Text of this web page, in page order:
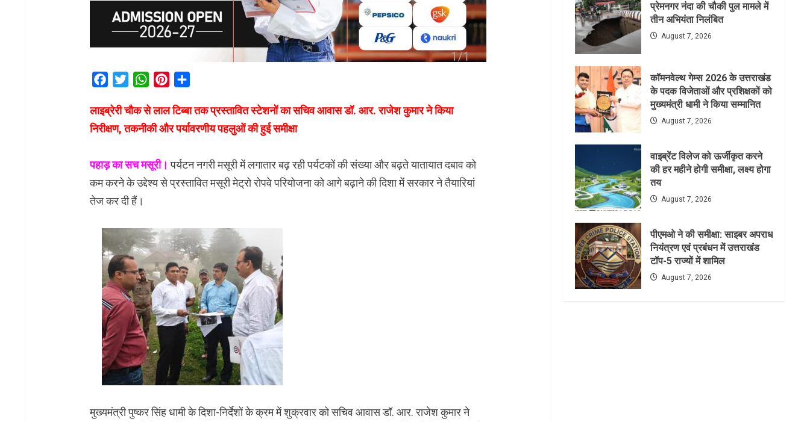
Facebook
TwitterWhatsAppPinterest
लाइब्रेरी चौक से लाल टिब्बा तक प्रस्तावित स्टेशनों का सचिव आवास डॉ. आर. राजेश कुमार ने किया
निरीक्षण, तकनीकी और पर्यावरणीय पहलुओं की हुई समीक्षा
पहाड़ का सच मसूरी। पर्यटन नगरी मसूरी में लगातार बढ़ रही पर्यटकों की संख्या और बढ़ते यातायात दबाव को
कम करने के उद्देश्य से प्रस्तावित मसूरी मेट्रो रोपवे परियोजना को आगे बढ़ाने की दिशा में सरकार ने तैयारियां
तेज कर दी हैं।
मुख्यमंत्री पुष्कर सिंह धामी के दिशा-निर्देशों के क्रम में शुक्रवार को सचिव आवास डॉ. आर. राजेश कुमार ने
प्रेमनगर नंदा की चौकी पुल मामले में
तीन अभियंता निलंबित
August 7, 2026
कॉमनवेल्थ गेम्स 2026 के उत्तराखंड
के पदक विजेताओं और प्रशिक्षकों को
मुख्यमंत्री धामी ने किया सम्मानित
August 7, 2026
वाइब्रेंट विलेज को ऊर्जीकृत करने
की हर महीने होगी समीक्षा, लक्ष्य होगा
तय
August 7, 2026
पीएमओ ने की समीक्षा: साइबर अपराध
नियंत्रण एवं प्रबंधन में उत्तराखंड
टॉप-5 राज्यों में शामिल
August 7, 2026